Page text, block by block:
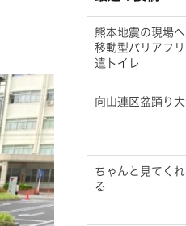
熊本地震の現場
移動型バリアフ
遣トイレ
向山連区盆踊り
ちゃんと見てく
る